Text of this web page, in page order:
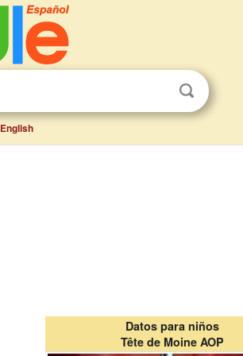
English
Datos para niños
Tête de Moine AOP